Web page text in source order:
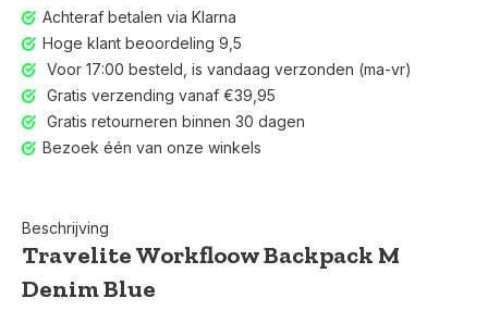
Voor 17:00 besteld, is vandaag verzonden (ma-vr)
Achteraf betalen via Klarna
Hoge klant beoordeling 9,5
Voor 17:00 besteld, is vandaag verzonden (ma-vr)
Gratis verzending vanaf €39,95
Gratis retourneren binnen 30 dagen
Bezoek één van onze winkels
Beschrijving
Travelite Workfloow Backpack M
Denim Blue